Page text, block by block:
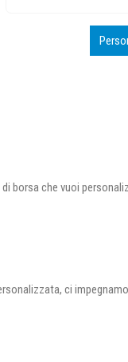
borsa che vuoi
ci impegnamo